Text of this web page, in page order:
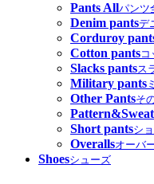
Pants Allパンツ
Denim pantsデ
Corduroy
Cotton pantsコ
Slacks pantsス
Military pants
Other Pantsそ
Short pantsシ
Overallsオーバ
Shoesシューズ